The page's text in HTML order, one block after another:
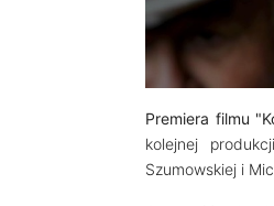
Premiera filmu
kolejnej
Szumowskiej i